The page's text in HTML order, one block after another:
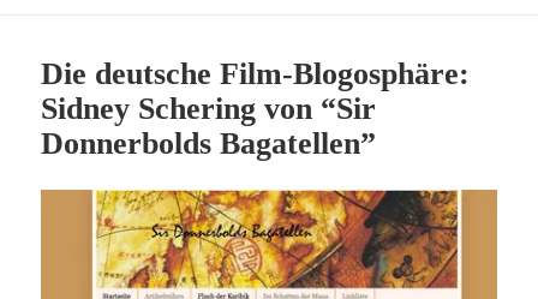
Die deutsche Film-Blogosphäre:
Sidney Schering von “Sir
Donnerbolds Bagatellen”